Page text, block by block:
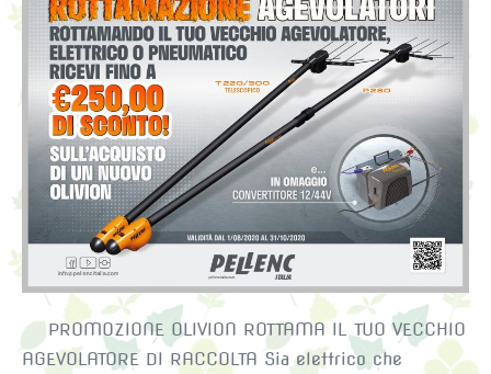
ROTTAMAZIONE
OLIVION
2020
PROMOZIONE OLIVION ROTTAMA IL TUO VECCHIO
AGEVOLATORE DI RACCOLTA Sia elettrico che